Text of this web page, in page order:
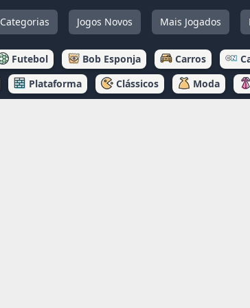
Categorias Jogos Novos Mais Jogados
Futebol Bob Esponja Carros
Plataforma Clássicos Moda